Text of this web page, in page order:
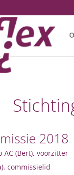
2018
AC (Bert), voorzitter
commissielid